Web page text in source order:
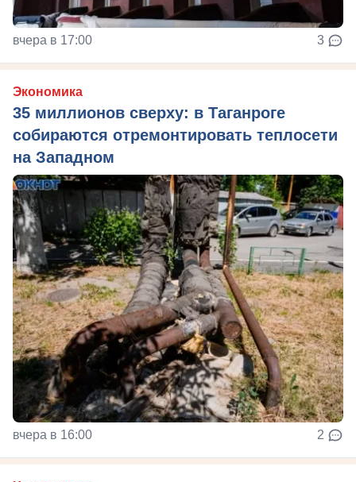
вчера в 17:00 3
Экономика
35 миллионов сверху: в Таганроге
собираются отремонтировать теплосети
на Западном
вчера в 16:00 2